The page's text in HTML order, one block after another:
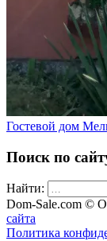
Гостевой дом
Поиск по
Найти:
Dom-Sale.com ©
сайта
Политика